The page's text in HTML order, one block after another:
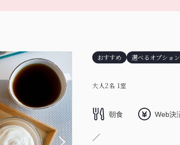
おすすめ 選べるオプション
大人2名 1室
朝食 Web決
／